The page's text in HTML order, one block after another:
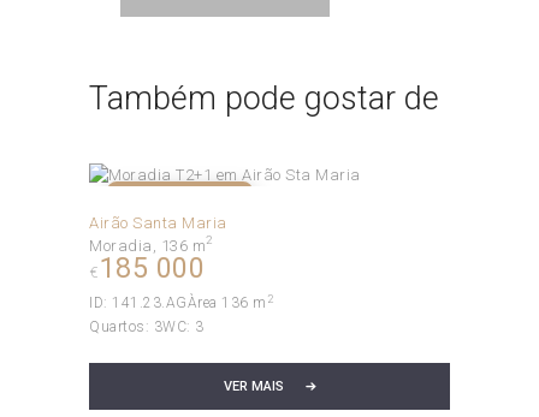
Também pode gostar de
Airão Santa Maria
Moradia
136 m2
€ 185 000
ID: 141.23.AGÀrea 136 m 2
Quartos: 3WC: 3
VER MAIS